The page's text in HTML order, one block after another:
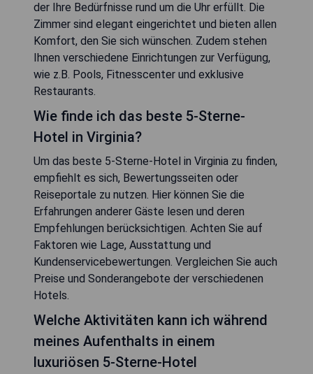
der Ihre Bedürfnisse rund um die Uhr erfüllt. Die
Zimmer sind elegant eingerichtet und bieten allen
Komfort, den Sie sich wünschen. Zudem stehen
Ihnen verschiedene Einrichtungen zur Verfügung,
wie z.B. Pools, Fitnesscenter und exklusive
Restaurants.
Wie finde ich das beste 5-Sterne-
Hotel in Virginia?
Um das beste 5-Sterne-Hotel in Virginia zu finden,
empfiehlt es sich, Bewertungsseiten oder
Reiseportale zu nutzen. Hier können Sie die
Erfahrungen anderer Gäste lesen und deren
Empfehlungen berücksichtigen. Achten Sie auf
Faktoren wie Lage, Ausstattung und
Kundenservicebewertungen. Vergleichen Sie auch
Preise und Sonderangebote der verschiedenen
Hotels.
Welche Aktivitäten kann ich während
meines Aufenthalts in einem
luxuriösen 5-Sterne-Hotel